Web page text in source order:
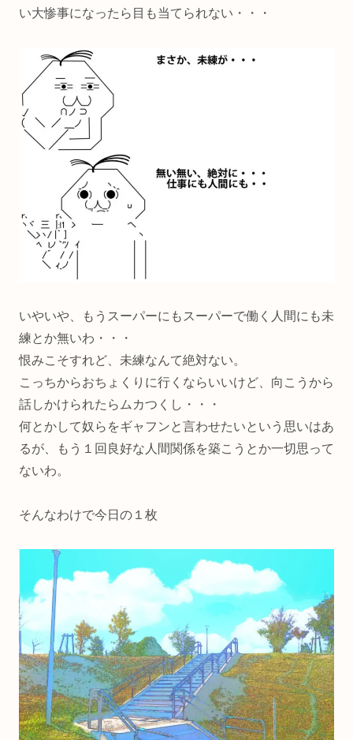
い大惨事になったら目も当てられない・・・
いやいや、もうスーパーにもスーパーで働く人間にも未
練とか無いわ・・・
恨みこそすれど、未練なんて絶対ない。
こっちからおちょくりに行くならいいけど、向こうから
話しかけられたらムカつくし・・・
何とかして奴らをギャフンと言わせたいという思いはあ
るが、もう１回良好な人間関係を築こうとか一切思って
ないわ。
そんなわけで今日の１枚